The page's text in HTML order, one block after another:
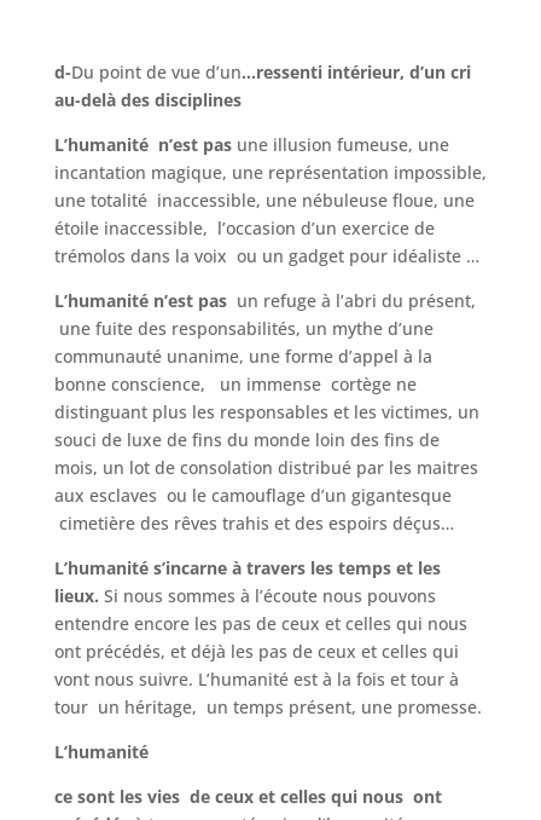
d-Du point de vue d’un…ressenti intérieur, d’un cri
au-delà des disciplines
L’humanité n’est pas une illusion fumeuse, une
incantation magique, une représentation impossible,
une totalité inaccessible, une nébuleuse floue, une
étoile inaccessible, l’occasion d’un exercice de
trémolos dans la voix ou un gadget pour idéaliste …
L’humanité n’est pas un refuge à l’abri du présent,
une fuite des responsabilités, un mythe d’une
communauté unanime, une forme d’appel à la
bonne conscience, un immense cortège ne
distinguant plus les responsables et les victimes, un
souci de luxe de fins du monde loin des fins de
mois, un lot de consolation distribué par les maitres
aux esclaves ou le camouflage d’un gigantesque
cimetière des rêves trahis et des espoirs déçus…
L’humanité s’incarne à travers les temps et les
lieux. Si nous sommes à l’écoute nous pouvons
entendre encore les pas de ceux et celles qui nous
ont précédés, et déjà les pas de ceux et celles qui
vont nous suivre. L’humanité est à la fois et tour à
tour un héritage, un temps présent, une promesse.
L’humanité
ce sont les vies de ceux et celles qui nous ont